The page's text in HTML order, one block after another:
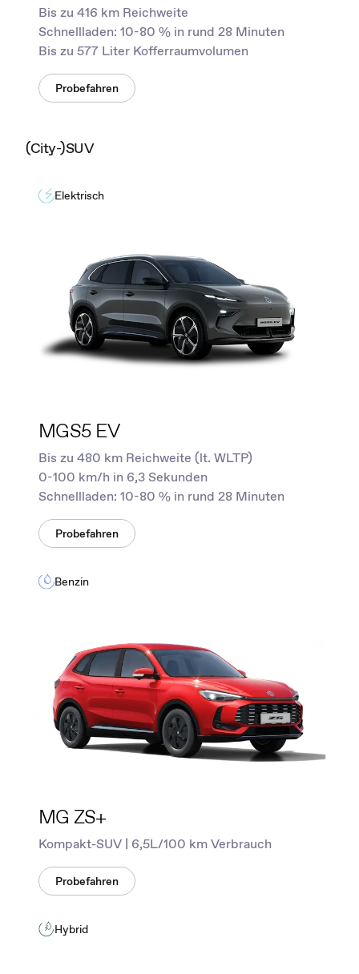
Bis zu 416 km Reichweite
Schnellladen: 10-80 % in rund 28 Minuten
Bis zu 577 Liter Kofferraumvolumen
Probefahren
(City-)SUV
Elektrisch
MGS5 EV
Bis zu 480 km Reichweite (lt. WLTP)
0-100 km/h in 6,3 Sekunden
Schnellladen: 10-80 % in rund 28 Minuten
Probefahren
Benzin
MG ZS+
Kompakt-SUV | 6,5L/100 km Verbrauch
Probefahren
Hybrid